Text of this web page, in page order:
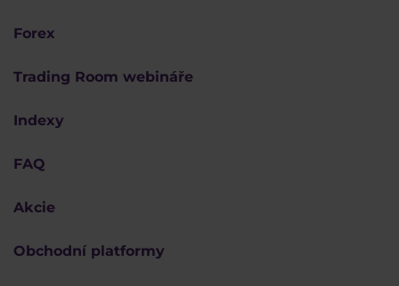
Forex
Trading Room webináře
Indexy
FAQ
Akcie
Obchodní platformy